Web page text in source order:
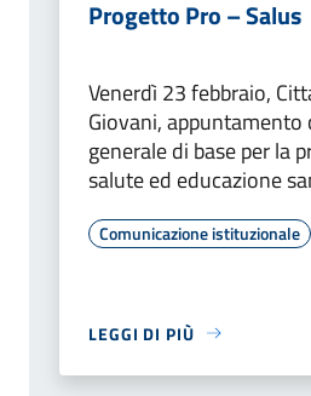
Progetto Pro – Salus
Venerdì 23 febbraio,
Giovani, appuntamento
generale di base per la
salute ed educazione
Comunicazione istituzionale
LEGGI DI PIÙ